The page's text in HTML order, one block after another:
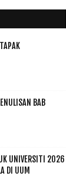
BAB
UNIVERSITI 2026
DI UUM